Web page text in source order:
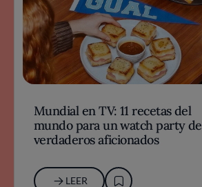
Mundial en TV: 11 recetas del
mundo para un watch party de
verdaderos aficionados
LEER